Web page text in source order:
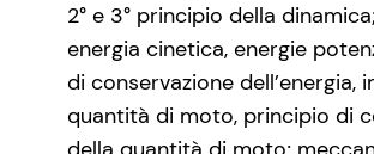
2° e 3° principio della
energia cinetica, energie
di conservazione dell’energia,
quantità di moto, principio di